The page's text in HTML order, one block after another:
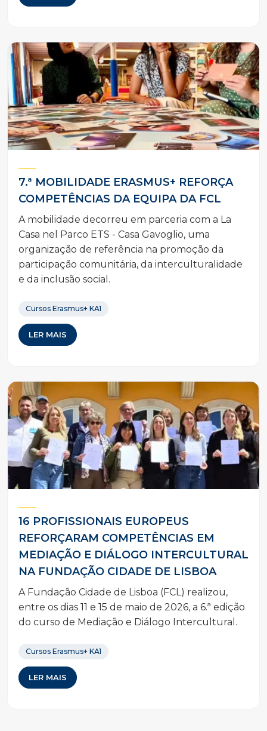
7.ª MOBILIDADE ERASMUS+ REFORÇA
COMPETÊNCIAS DA EQUIPA DA FCL
A mobilidade decorreu em parceria com a La
Casa nel Parco ETS - Casa Gavoglio, uma
organização de referência na promoção da
participação comunitária, da interculturalidade
e da inclusão social.
Cursos Erasmus+ KA1
LER MAIS
16 PROFISSIONAIS EUROPEUS
REFORÇARAM COMPETÊNCIAS EM
MEDIAÇÃO E DIÁLOGO INTERCULTURAL
NA FUNDAÇÃO CIDADE DE LISBOA
A Fundação Cidade de Lisboa (FCL) realizou,
entre os dias 11 e 15 de maio de 2026, a 6.ª edição
do curso de Mediação e Diálogo Intercultural.
Cursos Erasmus+ KA1
LER MAIS